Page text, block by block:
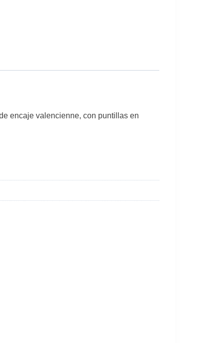
encaje valencienne, con puntillas en